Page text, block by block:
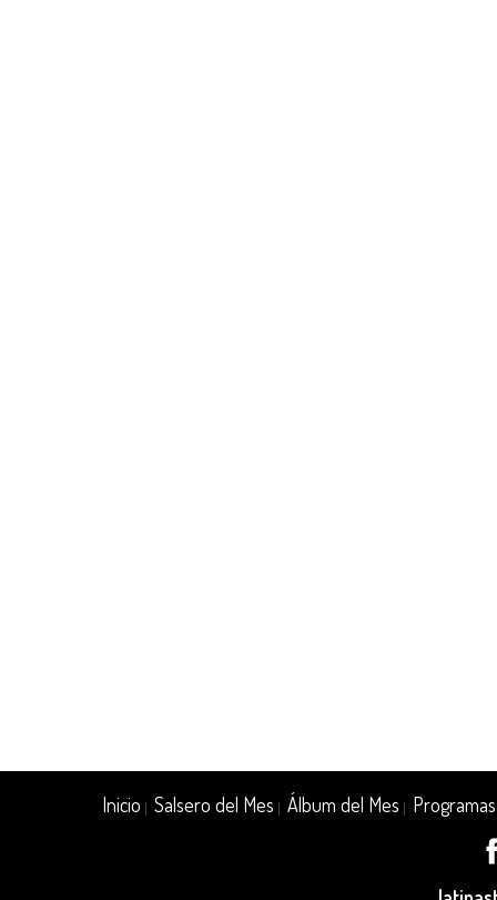
Inicio |Salsero del Mes |Álbum del Mes Programas